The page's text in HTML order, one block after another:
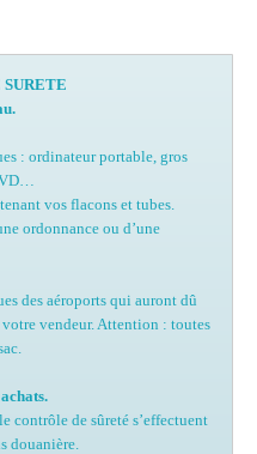
SURETE
: ordinateur portable, gros
vos flacons et tubes.
ordonnance ou d’une
des aéroports qui auront dû
vendeur. Attention : toutes
contrôle de sûreté s’effectuent
douanière.